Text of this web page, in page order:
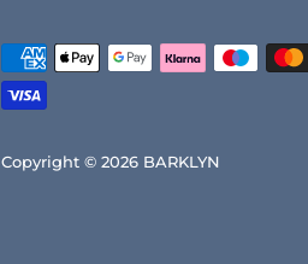
Copyright © 2026 BARKLYN